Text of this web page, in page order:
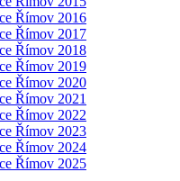
Římov 2016
Římov 2017
Římov 2018
Římov 2019
Římov 2020
Římov 2021
Římov 2022
Římov 2023
Římov 2024
Římov 2025